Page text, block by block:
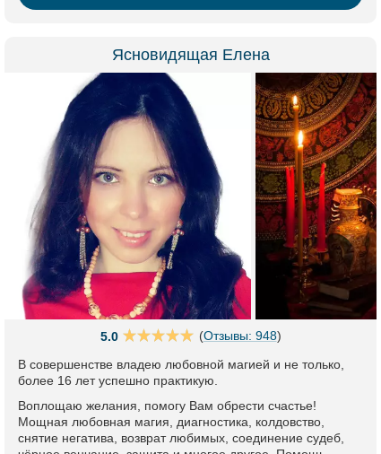
Ясновидящая Елена
5.0 (Отзывы: 948)
В совершенстве владею любовной магией и не только,
более 16 лет успешно практикую.
Воплощаю желания, помогу Вам обрести счастье!
Мощная любовная магия, диагностика, колдовство,
снятие негатива, возврат любимых, соединение судеб,